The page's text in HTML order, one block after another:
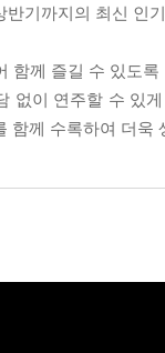
반기까지의 최신 인
함께 즐길 수 있도
없이 연주할 수 있
함께 수록하여 더